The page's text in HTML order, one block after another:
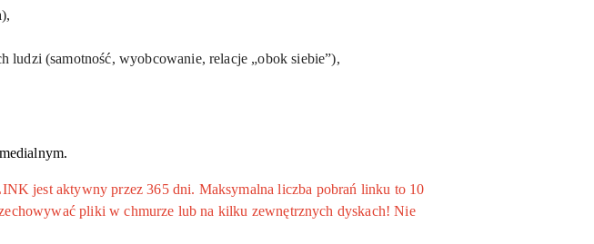
ludzi (samotność, wyobcowanie, relacje „obok siebie”),
jest aktywny przez 365 dni. Maksymalna liczba pobrań linku to 10
pliki w chmurze lub na kilku zewnętrznych dyskach! Nie